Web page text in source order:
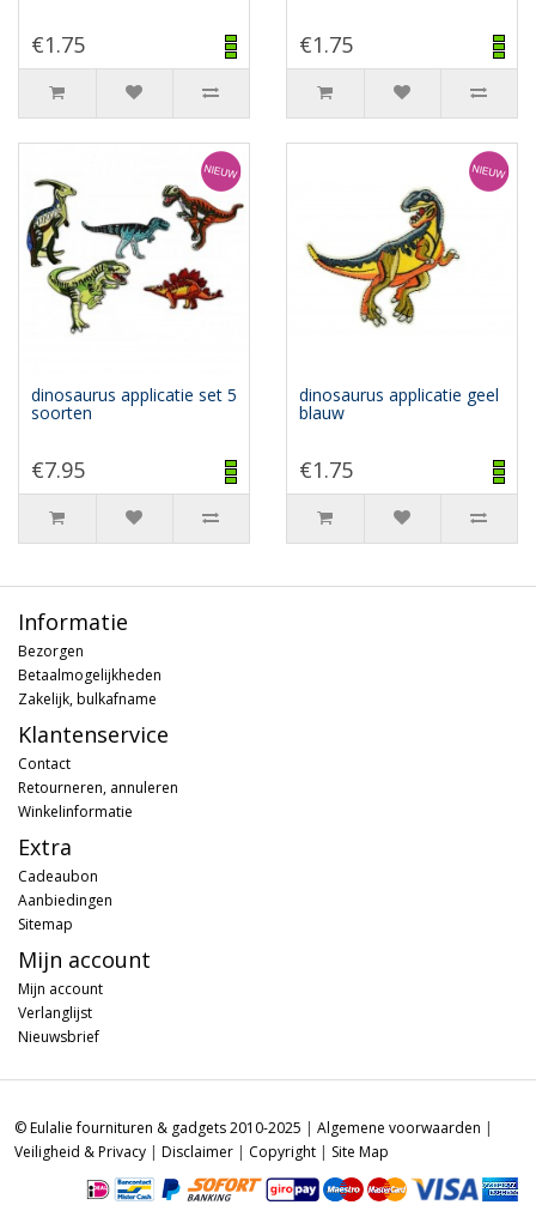
€1.75 €1.75
dinosaurus applicatie set 5
soorten
€7.95
dinosaurus applicatie geel
blauw
€1.75
Informatie
Bezorgen
Betaalmogelijkheden
Zakelijk, bulkafname
Klantenservice
Contact
Retourneren, annuleren
Winkelinformatie
Extra
Cadeaubon
Aanbiedingen
Sitemap
Mijn account
Mijn account
Verlanglijst
Nieuwsbrief
© Eulalie fournituren & gadgets 2010-2025 | Algemene voorwaarden |
Veiligheid & Privacy | Disclaimer | Copyright | Site Map